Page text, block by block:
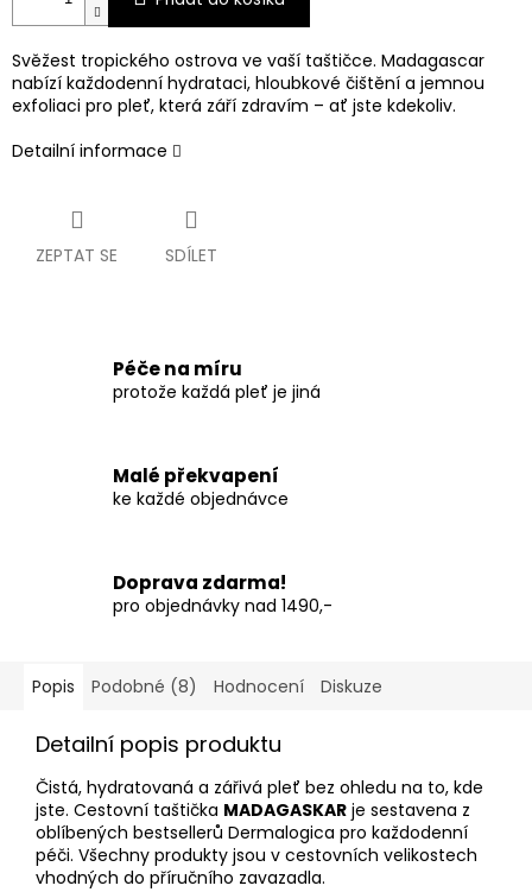
Svěžest tropického ostrova ve vaší taštičce. Madagascar
nabízí každodenní hydrataci, hloubkové čištění a jemnou
exfoliaci pro pleť, která září zdravím – ať jste kdekoliv.
Detailní informace
ZEPTAT SE SDÍLET
Péče na míru
protože každá pleť je jiná
Malé překvapení
ke každé objednávce
Doprava zdarma!
pro objednávky nad 1490,-
Popis Podobné (8) Hodnocení Diskuze
Detailní popis produktu
Čistá, hydratovaná a zářivá pleť bez ohledu na to, kde
jste. Cestovní taštička MADAGASKAR je sestavena z
oblíbených bestsellerů Dermalogica pro každodenní
péči. Všechny produkty jsou v cestovních velikostech
vhodných do příručního zavazadla.